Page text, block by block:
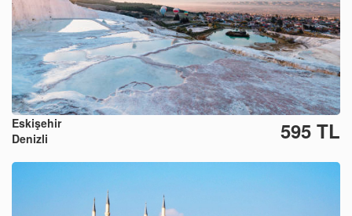
Eskişehir
Denizli
595 TL